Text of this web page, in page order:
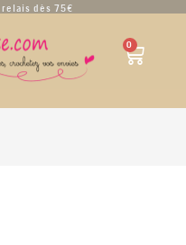
relais dès 75€
0